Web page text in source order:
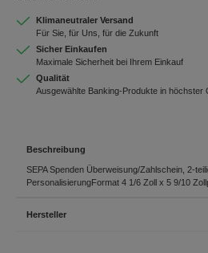
Klimaneutraler Versand
Für Sie, für Uns, für die Zukunft
Sicher Einkaufen
Maximale Sicherheit bei Ihrem Einkauf
Qualität
Ausgewählte Banking-Produkte in höchster
Beschreibung
SEPA Spenden Überweisung/Zahlschein, 2-
PersonalisierungFormat 4 1/6 Zoll x 5 9/10
Hersteller